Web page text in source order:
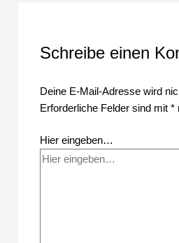
Schreibe einen
Deine E-Mail-Adresse wird
Erforderliche Felder sind mit*
Hier eingeben…